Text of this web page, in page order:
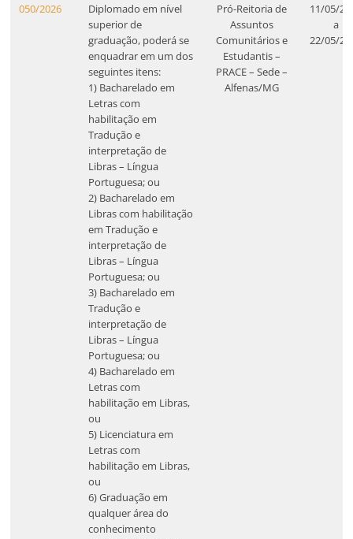
050/2026
Diplomado em nível
superior de
graduação, poderá se
enquadrar em um dos
seguintes itens:
1) Bacharelado em
Letras com
habilitação em
Tradução e
interpretação de
Libras – Língua
Portuguesa; ou
2) Bacharelado em
Libras com habilitação
em Tradução e
interpretação de
Libras – Língua
Portuguesa; ou
3) Bacharelado em
Tradução e
interpretação de
Libras – Língua
Portuguesa; ou
4) Bacharelado em
Letras com
habilitação em Libras,
ou
5) Licenciatura em
Letras com
habilitação em Libras,
ou
6) Graduação em
qualquer área do
conhecimento
Pró-Reitoria de
Assuntos
Comunitários e
Estudantis –
PRACE – Sede –
Alfenas/MG
11/05/
a
22/05/